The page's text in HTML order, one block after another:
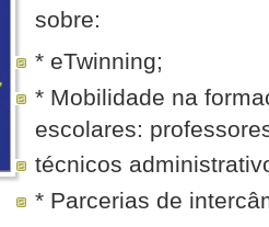
sobre:
* eTwinning;
* Mobilidade na
escolares:
técnicos
* Parcerias de